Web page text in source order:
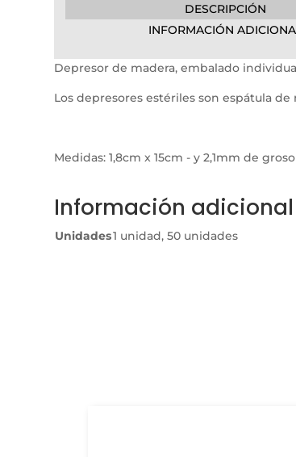
DESCRIPCIÓN
INFORMACIÓN
Depresor de madera, embalado
Los depresores estériles son espátula
Medidas: 1,8cm x 15cm - y 2,1mm de
Información adicional
Unidades1 unidad, 50 unidades